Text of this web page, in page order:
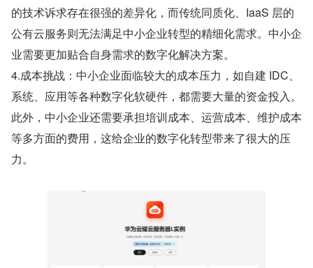
的技术诉求存在很强的差异化，而传统同质化、IaaS 层的
公有云服务则无法满足中小企业转型的精细化需求。中小企
业需要更加贴合自身需求的数字化解决方案。
4.成本挑战：中小企业面临较大的成本压力，如自建 IDC、
系统、应用等各种数字化软硬件，都需要大量的资金投入。
此外，中小企业还需要承担培训成本、运营成本、维护成本
等多方面的费用，这给企业的数字化转型带来了很大的压
力。